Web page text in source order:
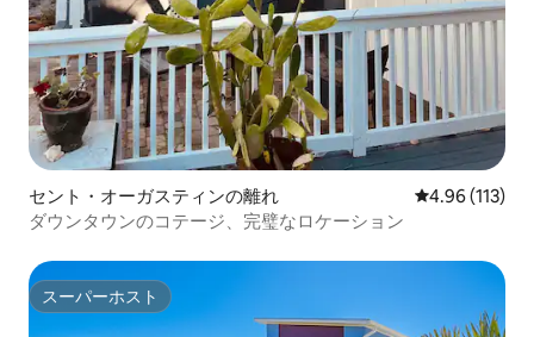
セント・オーガスティンの離れ レビュー113
4.96 (113)
ダウンタウンのコテージ、完璧なロケーション
スーパーホスト
スーパーホスト